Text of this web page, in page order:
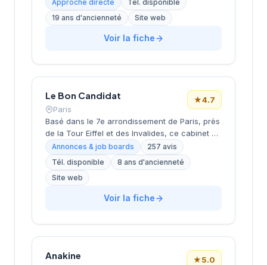
recrutement de cadres et dirigeants, le
coaching et l'outplacement. Situé au 16 rue de
Monceau dans le 8e arrondissement de Paris,
Approche directe
Tél. disponible
19 ans d'ancienneté
Site web
Voir la fiche
Le Bon Candidat
Paris
★4.7
Basé dans le 7e arrondissement de Paris, près
de la Tour Eiffel et des Invalides, ce cabinet de
recrutement bénéficie d'une localisation
prestigieuse au cœur de la capitale. Installé
rue de Bellechasse, il accompagne les
entreprises dans leurs recrutements avec une
approche personnalisée. La structure affiche
une excellente réputation auprès de sa
prestations de conseil en recrutement.
Annonces & job boards
257 avis
Tél. disponible
8 ans d'ancienneté
Site web
Voir la fiche
Anakine ★5.0